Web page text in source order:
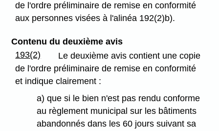
de l'ordre préliminaire de remise en conformité
aux personnes visées à l'alinéa 192(2)b).
Contenu du deuxième avis
193(2)
Le deuxième avis contient une copie
de l'ordre préliminaire de remise en conformité
et indique clairement :
a) que si le bien n'est pas rendu conforme
au règlement municipal sur les bâtiments
abandonnés dans les 60 jours suivant sa